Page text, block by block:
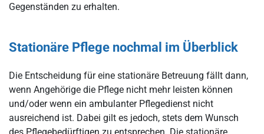
Gegenständen zu erhalten.
Stationäre Pflege nochmal im Überblick
Die Entscheidung für eine stationäre Betreuung fällt dann,
wenn Angehörige die Pflege nicht mehr leisten können
und/oder wenn ein ambulanter Pflegedienst nicht
ausreichend ist. Dabei gilt es jedoch, stets dem Wunsch